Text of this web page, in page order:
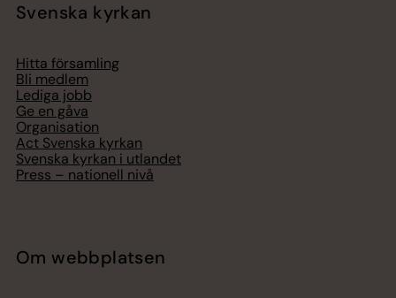
Svenska kyrkan
Hitta församling
Bli medlem
Lediga jobb
Ge en gåva
Organisation
Act Svenska kyrkan
Svenska kyrkan i utlandet
Press – nationell nivå
Om webbplatsen